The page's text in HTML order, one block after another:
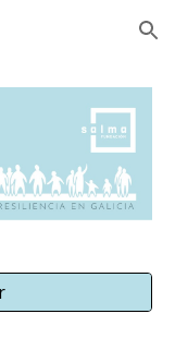
Skip to navigation